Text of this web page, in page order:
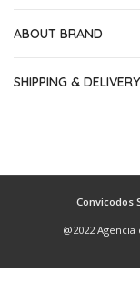
ABOUT BRAND
SHIPPING & DELIVERY
Convicodos
@2022